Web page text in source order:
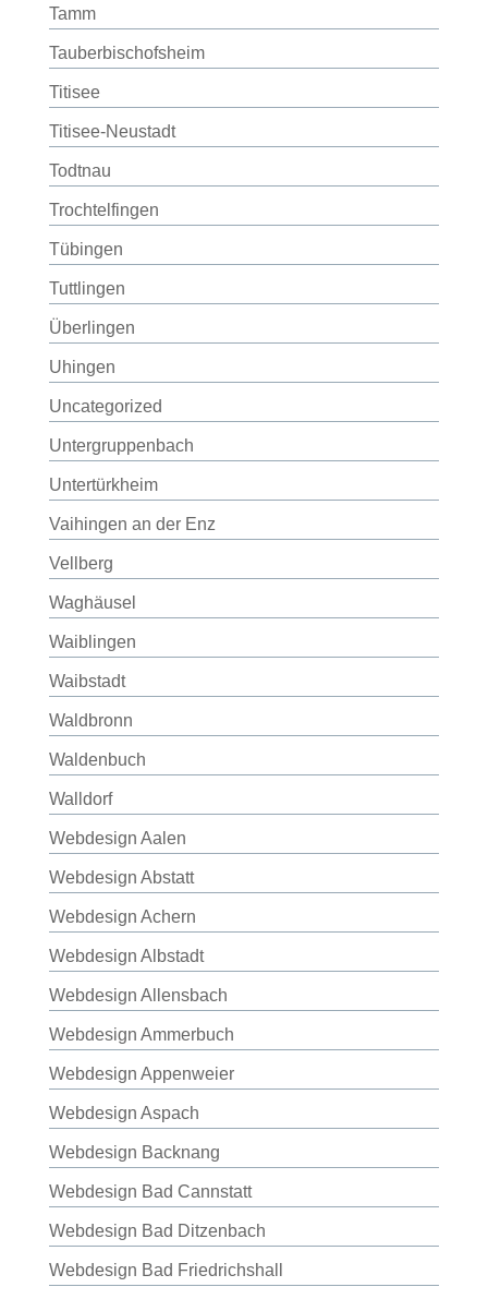
Tamm
Tauberbischofsheim
Titisee
Titisee-Neustadt
Todtnau
Trochtelfingen
Tübingen
Tuttlingen
Überlingen
Uhingen
Uncategorized
Untergruppenbach
Untertürkheim
Vaihingen an der Enz
Vellberg
Waghäusel
Waiblingen
Waibstadt
Waldbronn
Waldenbuch
Walldorf
Webdesign Aalen
Webdesign Abstatt
Webdesign Achern
Webdesign Albstadt
Webdesign Allensbach
Webdesign Ammerbuch
Webdesign Appenweier
Webdesign Aspach
Webdesign Backnang
Webdesign Bad Cannstatt
Webdesign Bad Ditzenbach
Webdesign Bad Friedrichshall